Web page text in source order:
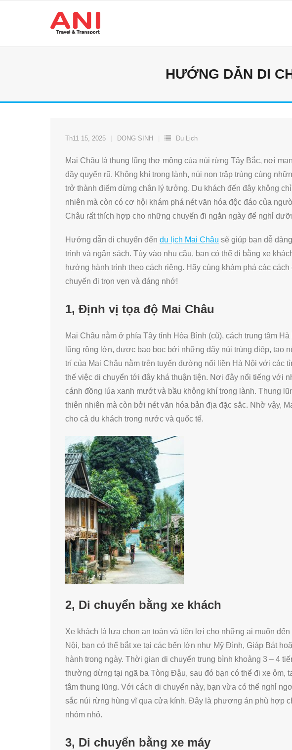
HƯỚNG DẪN DI
Th11 15, 2025 DONG SINH Du Lịch
Mai Châu là thung lũng thơ mộng của núi rừng Tây Bắc, nơi
đầy quyến rũ. Không khí trong lành, núi non trập trùng cùng
trở thành điểm dừng chân lý tưởng. Du khách đến đây không
nhiên mà còn có cơ hội khám phá nét văn hóa độc đáo của
Châu rất thích hợp cho những chuyến đi ngắn ngày để nghỉ
Hướng dẫn di chuyển đến du lịch Mai Châu sẽ giúp bạn dễ
trình và ngân sách. Tùy vào nhu cầu, bạn có thể đi bằng xe
hưởng hành trình theo cách riêng. Hãy cùng khám phá các
chuyến đi trọn vẹn và đáng nhớ!
1, Định vị tọa độ Mai Châu
Mai Châu nằm ở phía Tây tỉnh Hòa Bình (cũ), cách trung tâm
lũng rộng lớn, được bao bọc bởi những dãy núi trùng điệp, tạo
trí của Mai Châu nằm trên tuyến đường nối liền Hà Nội với các
thế việc di chuyển tới đây khá thuận tiện. Nơi đây nổi tiếng với
cánh đồng lúa xanh mướt và bầu không khí trong lành. Thung
thiên nhiên mà còn bởi nét văn hóa bản địa đặc sắc. Nhờ vậy,
cho cả du khách trong nước và quốc tế.
2, Di chuyển bằng xe khách
Xe khách là lựa chọn an toàn và tiện lợi cho những ai muốn
Nội, bạn có thể bắt xe tại các bến lớn như Mỹ Đình, Giáp Bát
hành trong ngày. Thời gian di chuyển trung bình khoảng 3 – 4
thường dừng tại ngã ba Tòng Đậu, sau đó bạn có thể đi xe ôm,
tâm thung lũng. Với cách di chuyển này, bạn vừa có thể nghỉ
sắc núi rừng hùng vĩ qua cửa kính. Đây là phương án phù hợp
nhóm nhỏ.
3, Di chuyển bằng xe máy